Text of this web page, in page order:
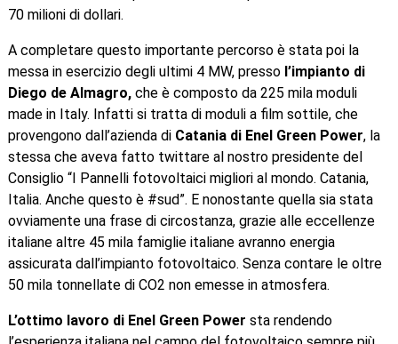
70 milioni di dollari.
A completare questo importante percorso è stata poi la
messa in esercizio degli ultimi 4 MW, presso l’impianto di
Diego de Almagro,che è composto da 225 mila moduli
made in Italy. Infatti si tratta di moduli a film sottile, che
provengono dall’azienda diCatania di Enel Green Power, la
stessa che aveva fatto twittare al nostro presidente del
Consiglio “I Pannelli fotovoltaici migliori al mondo. Catania,
Italia. Anche questo è #sud”. E nonostante quella sia stata
ovviamente una frase di circostanza, grazie alle eccellenze
italiane altre 45 mila famiglie italiane avranno energia
assicurata dall’impianto fotovoltaico. Senza contare le oltre
50 mila tonnellate di CO2 non emesse in atmosfera.
L’ottimo lavoro di Enel Green Power sta rendendo